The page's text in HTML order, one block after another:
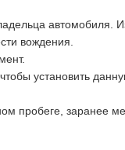
автомобиля.
вождения.
установить
пробеге, заранее